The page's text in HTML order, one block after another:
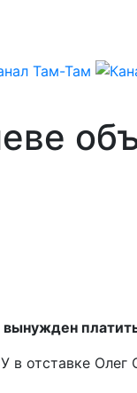
вынужден
отставке